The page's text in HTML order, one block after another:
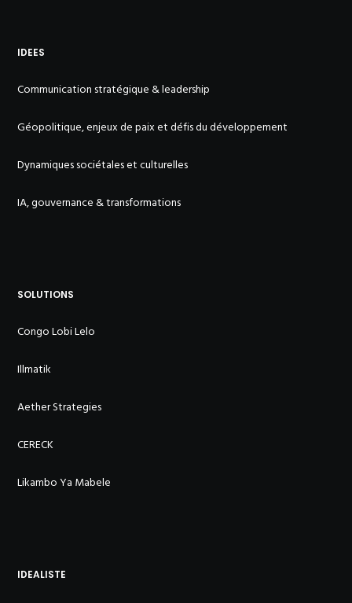
IDEES
Communication stratégique & leadership
Géopolitique, enjeux de paix et défis du développement
Dynamiques sociétales et culturelles
IA, gouvernance & transformations
SOLUTIONS
Congo Lobi Lelo
Illmatik
Aether Strategies
CERECK
Likambo Ya Mabele
IDEALISTE